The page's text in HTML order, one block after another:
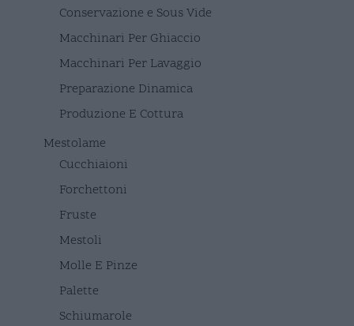
Conservazione e Sous Vide
Macchinari Per Ghiaccio
Macchinari Per Lavaggio
Preparazione Dinamica
Produzione E Cottura
Mestolame
Cucchiaioni
Forchettoni
Fruste
Mestoli
Molle E Pinze
Palette
Schiumarole